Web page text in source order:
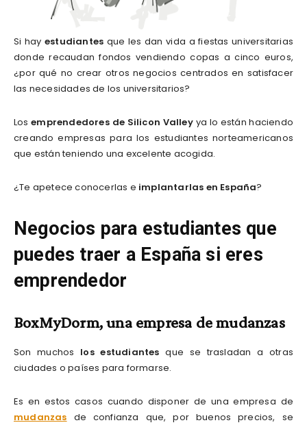
Si hayestudiantes que les dan vida a fiestas universitarias
donde recaudan fondos vendiendo copas a cinco euros,
¿por qué no crear otros negocios centrados en satisfacer
las necesidades de los universitarios?
Losemprendedores de Silicon Valleyya lo están haciendo
creando empresas para los estudiantes norteamericanos
que están teniendo una excelente acogida.
¿Te apetece conocerlas e implantarlas en España?
Negocios para estudiantes que
puedes traer a España si eres
emprendedor
BoxMyDorm, una empresa de mudanzas
Son muchos los estudiantes que se trasladan a otras
ciudades o países para formarse.
Es en estos casos cuando disponer de una empresa de
mudanzas de confianza que, por buenos precios, se